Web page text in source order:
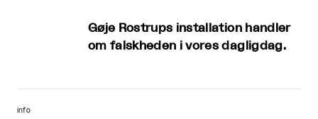
Gøje Rostrups installation handler
om falskheden i vores dagligdag.
info